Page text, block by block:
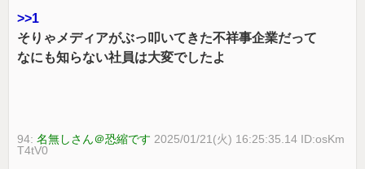
>>1
そりゃメディアがぶっ叩いてきた不祥事企業だって
なにも知らない社員は大変でしたよ
94:名無しさん＠恐縮です 2025/01/21(火) 16:25:35.14 ID:osKm
T4tV0